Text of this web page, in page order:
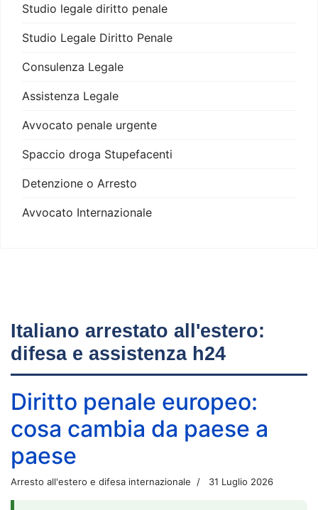
Studio legale diritto penale
Studio Legale Diritto Penale
Consulenza Legale
Assistenza Legale
Avvocato penale urgente
Spaccio droga Stupefacenti
Detenzione o Arresto
Avvocato Internazionale
Italiano arrestato all'estero:
difesa e assistenza h24
Diritto penale europeo:
cosa cambia da paese a
paese
Arresto all'estero e difesa internazionale 31 Luglio 2026